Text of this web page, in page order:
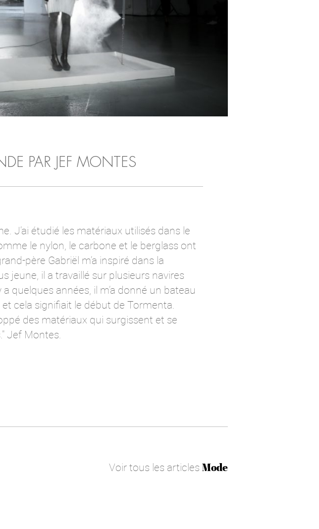
PAR JEF MONTES
J’ai étudié les matériaux utilisés dans le
le nylon, le carbone et le berglass ont
père Gabriël m’a inspiré dans la
jeune, il a travaillé sur plusieurs navires
quelques années, il m’a donné un bateau
cela signifiait le début de Tormenta.
des matériaux qui surgissent et se
Jef Montes.
Voir tous les articles Mode